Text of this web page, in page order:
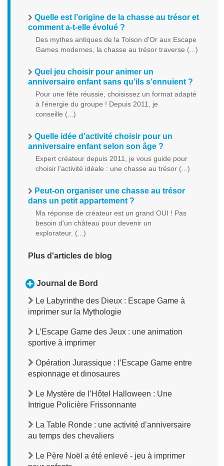
Quelle est l’origine de la chasse au trésor et
comment a-t-elle évolué ?
Des mythes antiques de la Toison d'Or aux Escape
Games modernes, la chasse au trésor traverse (...)
Quel jeu choisir pour animer un
anniversaire enfant sans qu’ils s’ennuient ?
Pour une fête réussie, choisissez un format adapté
à l'énergie du groupe ! Depuis 2011, je
conseille (...)
Quelle idée d’activité choisir pour un
anniversaire enfant selon son âge ?
Expert créateur depuis 2011, je vous guide pour
choisir l'activité idéale : une chasse au trésor (...)
Peut-on organiser une chasse au trésor
dans un petit appartement ?
Ma réponse de créateur est un grand OUI ! Pas
besoin d'un château pour devenir un
explorateur. (...)
Plus d'articles de blog
Journal de Bord
Le Labyrinthe des Dieux : Escape Game à
imprimer sur la Mythologie
L’Escape Game des Jeux : une animation
sportive à imprimer
Opération Jurassique : l’Escape Game entre
espionnage et dinosaures
Le Mystère de l’Hôtel Halloween : Une
Intrigue Policière Frissonnante
La Table Ronde : une activité d’anniversaire
au temps des chevaliers
Le Père Noël a été enlevé - jeu à imprimer